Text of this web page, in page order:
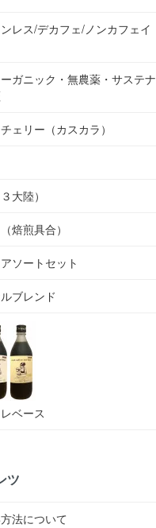
レス/デカフェ/ノンカフェイ
ガニック・無農薬・サステナ
ェリー（カスカラ）
大陸）
焙煎具合）
ソートセット
ブレンド
ベース
ツ
法について